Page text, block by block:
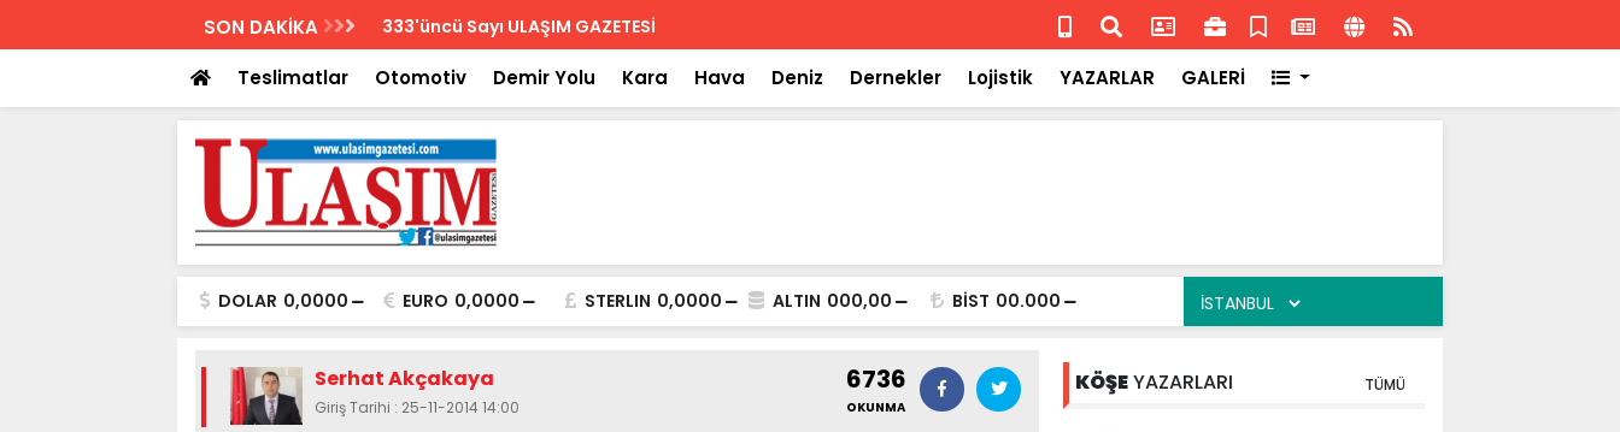
SON DAKİKA Biletler 12 saatte iade Isuzu'nun Fransa'daki başarısı
Teslimatlar Otomotiv Demir Yolu Kara Hava Deniz Dernekler Lojistik YAZARLAR GALERİ
DOLAR 0,0000 EURO 0,0000 STERLIN 0,0000 ALTIN 000,00 BİST 00.000
Serhat Akçakaya
Giriş Tarihi : 25-11-2014 14:00
6736
OKUNMA
KÖŞEYAZARLARI TÜMÜ